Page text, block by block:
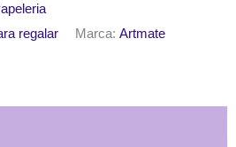
regalar Marca:Artmate